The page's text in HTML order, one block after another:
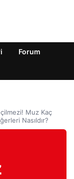
Forum
Muz Kaç
Nasıldır?